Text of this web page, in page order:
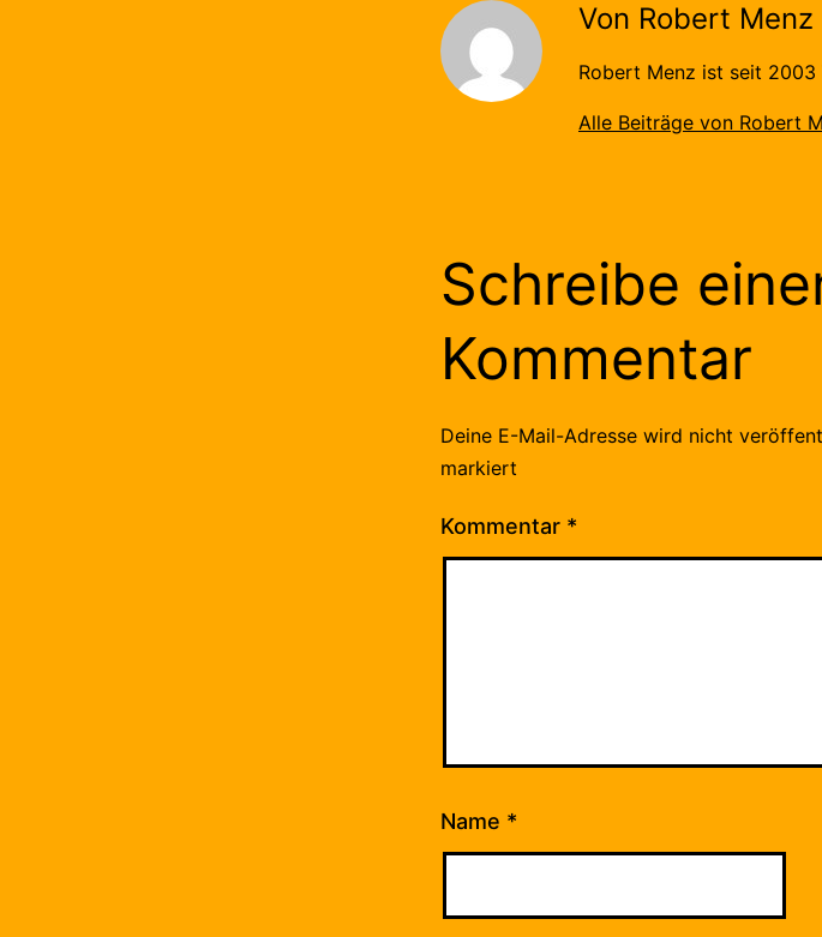
Von Robert Menz
Robert Menz ist seit 2003
Alle Beiträge von Robert
Schreibe
Kommentar
Deine E-Mail-Adresse wird nicht
markiert
Kommentar *
Name *